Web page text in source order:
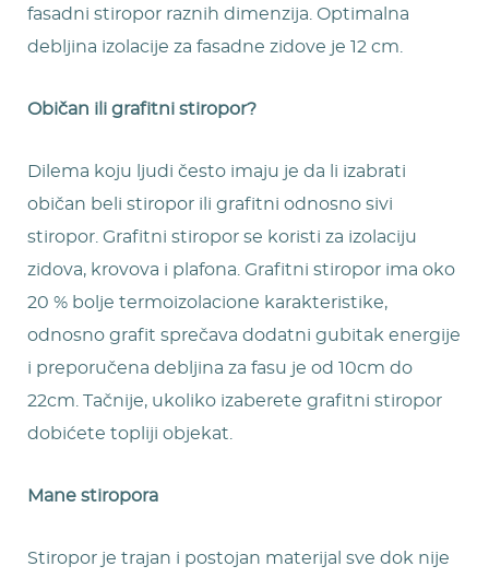
fasadni stiropor raznih dimenzija. Optimalna
debljina izolacije za fasadne zidove je 12 cm.
Običan ili grafitni stiropor?
Dilema koju ljudi često imaju je da li izabrati
običan beli stiropor ili grafitni odnosno sivi
stiropor. Grafitni stiropor se koristi za izolaciju
zidova, krovova i plafona. Grafitni stiropor ima oko
20 % bolje termoizolacione karakteristike,
odnosno grafit sprečava dodatni gubitak energije
i preporučena debljina za fasu je od 10cm do
22cm. Tačnije, ukoliko izaberete grafitni stiropor
dobićete topliji objekat.
Mane stiropora
Stiropor je trajan i postojan materijal sve dok nije